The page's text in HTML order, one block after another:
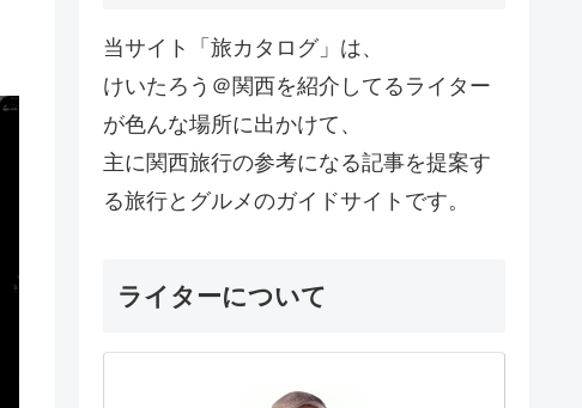
当サイト「旅カタログ」は、
けいたろう＠関西を紹介してるライター
が色んな場所に出かけて、
主に関西旅行の参考になる記事を提案す
る旅行とグルメのガイドサイトです。
ライターについて